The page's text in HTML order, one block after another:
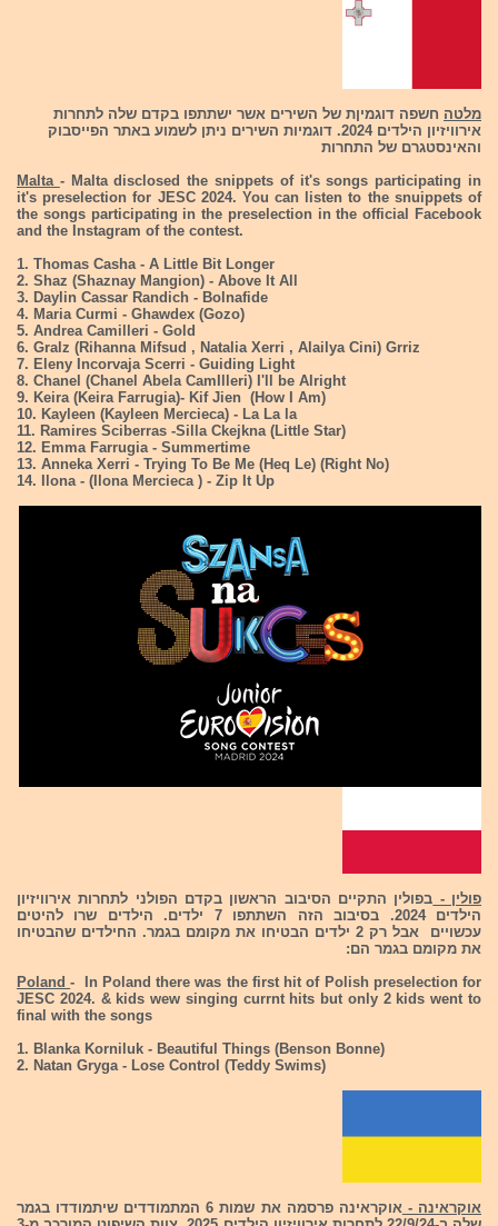
מלטה חשפה דוגמיןת של השירים אשר ישתתפו בקדם שלה לתחרות
אירוויזיון הילדים 2024. דוגמיות השירים ניתן לשמוע באתר הפייסבוק
והאינסטגרם של התחרות
Malta - Malta disclosed the snippets of it's songs participating in
it's preselection for JESC 2024. You can listen to the snuippets of
the songs participating in the preselection in the official Facebook
and the Instagram of the contest.
1. Thomas Casha - A Little Bit Longer
2. Shaz (Shaznay Mangion) - Above It All
3. Daylin Cassar Randich - Bolnafide
4. Maria Curmi - Ghawdex (Gozo)
5. Andrea Camilleri - Gold
6. Gralz (Rihanna Mifsud , Natalia Xerri , Alailya Cini) Grriz
7. Eleny Incorvaja Scerri - Guiding Light
8. Chanel (Chanel Abela CamIlleri) I'll be Alright
9. Keira (Keira Farrugia)- Kif Jien (How I Am)
10. Kayleen (Kayleen Mercieca) - La La la
11. Ramires Sciberras -Silla Ckejkna (Little Star)
12. Emma Farrugia - Summertime
13. Anneka Xerri - Trying To Be Me (Heq Le) (Right No)
14. Ilona - (Ilona Mercieca ) - Zip It Up
פולין - בפולין התקיים הסיבוב הראשון בקדם הפולני לתחרות אירוויזיון
הילדים 2024. בסיבוב הזה השתתפו 7 ילדים. הילדים שרו להיטים
עכשויים אבל רק 2 ילדים הבטיחו את מקומם בגמר. החילדים שהבטיחו
את מקומם בגמר הם:
Poland- In Poland there was the first hit of Polish preselection for
JESC 2024. & kids wew singing currnt hits but only 2 kids went to
final with the songs
1. Blanka Korniluk - Beautiful Things (Benson Bonne)
2. Natan Gryga - Lose Control (Teddy Swims)
אוקראינה -
אוקראינה פרסמה את שמות 6 המתמודדים שיתמודדו בגמר